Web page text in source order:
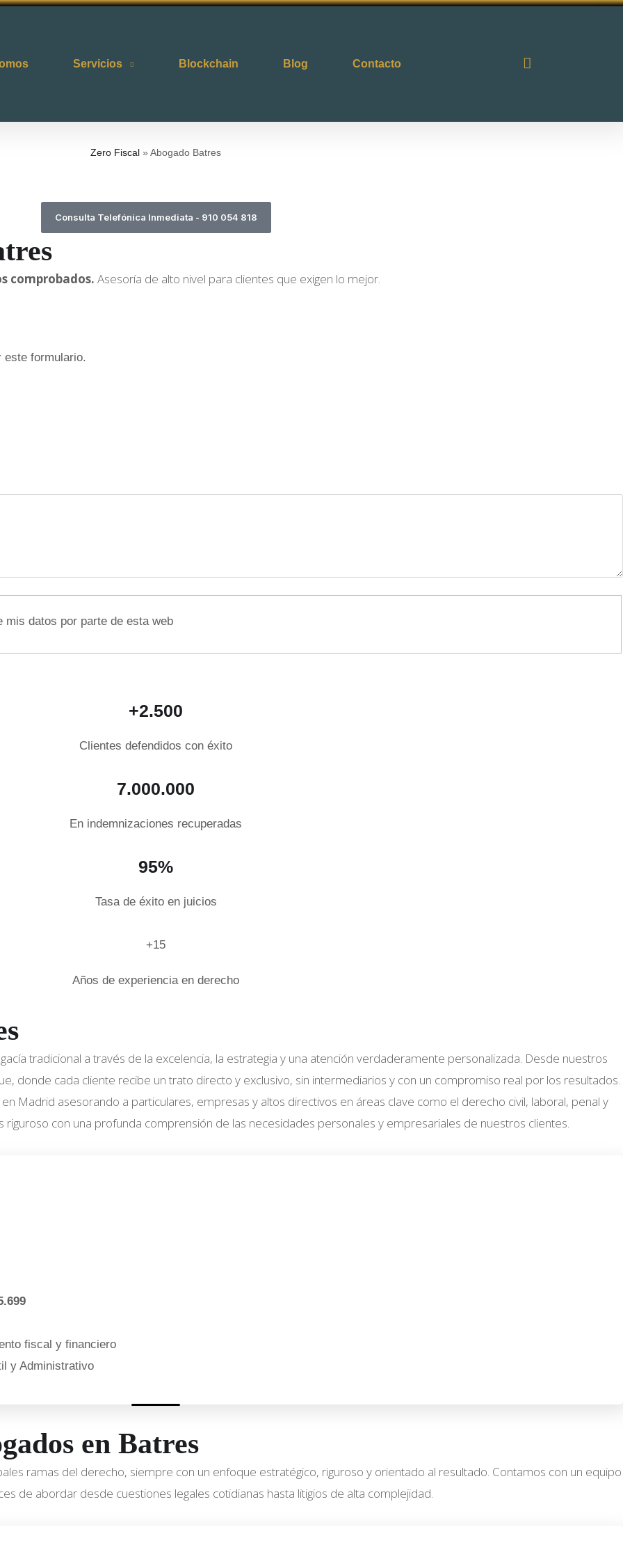
Servicios Blockchain Blog Contacto
Zero Fiscal » Abogado Batres
Consulta Telefónica Inmediata - 910 054 818
comprobados. Asesoría de alto nivel para clientes que exigen lo mejor.
este formulario.
datos por parte de esta web
+2.500
Clientes defendidos con éxito
7.000.000
En indemnizaciones recuperadas
95%
Tasa de éxito en juicios
+15
Años de experiencia en derecho
tradicional a través de la excelencia, la estrategia y una atención verdaderamente personalizada. Desde nuestros
donde cada cliente recibe un trato directo y exclusivo, sin intermediarios y con un compromiso real por los resultados.
Madrid asesorando a particulares, empresas y altos directivos en áreas clave como el derecho civil, laboral, penal y
con una profunda comprensión de las necesidades personales y empresariales de nuestros clientes.
fiscal y financiero
y Administrativo
en Batres
ramas del derecho, siempre con un enfoque estratégico, riguroso y orientado al resultado. Contamos con un equipo
de abordar desde cuestiones legales cotidianas hasta litigios de alta complejidad.